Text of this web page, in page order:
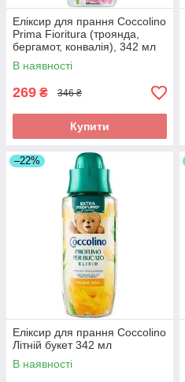
Еліксир для прання Coccolino
Prima Fioritura (троянда,
бергамот, конвалія), 342 мл
В наявності
269 ₴ 346 ₴
Купити
–22%
Еліксир для прання Coccolino
Літній букет 342 мл
В наявності